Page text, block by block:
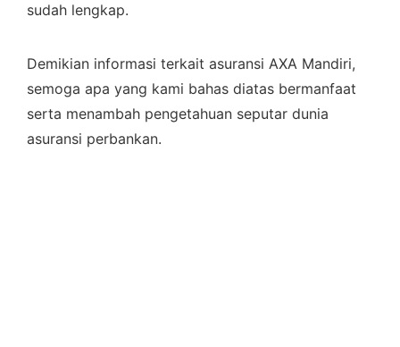
sudah lengkap.
Demikian informasi terkait asuransi AXA Mandiri,
semoga apa yang kami bahas diatas bermanfaat
serta menambah pengetahuan seputar dunia
asuransi perbankan.